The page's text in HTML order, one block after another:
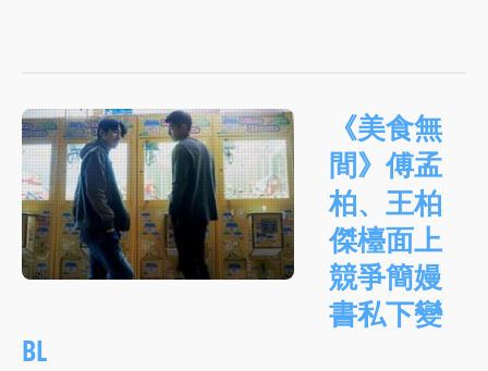
《美食無
間》傅孟
柏、王柏
傑檯面上
競爭簡嫚
書私下變
BL